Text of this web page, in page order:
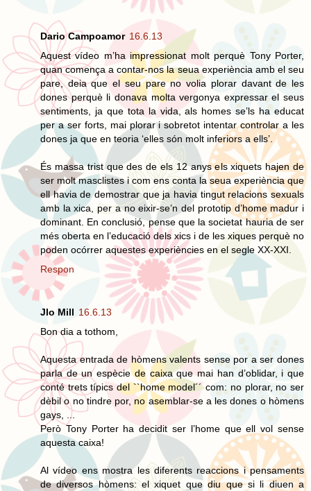
Dario Campoamor 16.6.13
Aquest vídeo m’ha impressionat molt perquè Tony Porter,
quan comença a contar-nos la seua experiència amb el seu
pare, deia que el seu pare no volia plorar davant de les
dones perquè li donava molta vergonya expressar el seus
sentiments, ja que tota la vida, als homes se’ls ha educat
per a ser forts, mai plorar i sobretot intentar controlar a les
dones ja que en teoria ‘elles són molt inferiors a ells’.
És massa trist que des de els 12 anys els xiquets hajen de
ser molt masclistes i com ens conta la seua experiència que
ell havia de demostrar que ja havia tingut relacions sexuals
amb la xica, per a no eixir-se’n del prototip d’home madur i
dominant. En conclusió, pense que la societat hauria de ser
més oberta en l’educació dels xics i de les xiques perquè no
poden ocórrer aquestes experiències en el segle XX-XXI.
Respon
Jlo Mill 16.6.13
Bon dia a tothom,
Aquesta entrada de hòmens valents sense por a ser dones
parla de un espècie de caixa que mai han d’oblidar, i que
conté trets típics del ``home model´´ com: no plorar, no ser
dèbil o no tindre por, no asemblar-se a les dones o hòmens
gays, ...
Però Tony Porter ha decidit ser l’home que ell vol sense
aquesta caixa!
Al vídeo ens mostra les diferents reaccions i pensaments
de diversos hòmens: el xiquet que diu que si li diuen a